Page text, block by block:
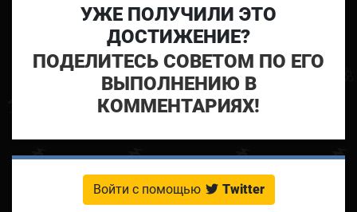
УЖЕ ПОЛУЧИЛИ ЭТО
ДОСТИЖЕНИЕ?
ПОДЕЛИТЕСЬ СОВЕТОМ ПО ЕГО
ВЫПОЛНЕНИЮ В
КОММЕНТАРИЯХ!
Войти с помощью Twitter